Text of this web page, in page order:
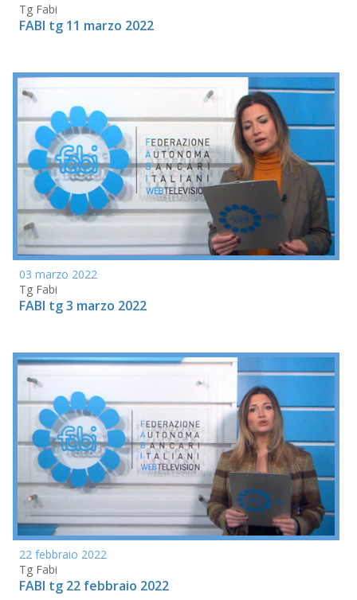
Tg Fabi
FABI tg 11 marzo 2022
03 marzo 2022
Tg Fabi
FABI tg 3 marzo 2022
22 febbraio 2022
Tg Fabi
FABI tg 22 febbraio 2022